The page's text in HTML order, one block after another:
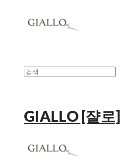
GIALLO [쟐로]